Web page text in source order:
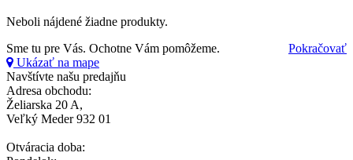
Neboli nájdené žiadne produkty.
Pokračovať
Sme tu pre Vás. Ochotne Vám pomôžeme.
Ukázať na mape
Navštívte našu predajňu
Adresa obchodu:
Želiarska 20 A,
Veľký Meder 932 01
Otváracia doba: